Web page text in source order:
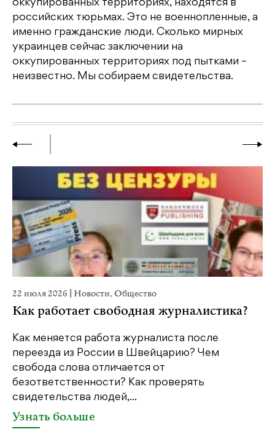
оккупированных территориях, находятся в
российских тюрьмах. Это не военнопленные, а
именно гражданские люди. Сколько мирных
украинцев сейчас заключении на
оккупированных территориях под пытками –
неизвестно. Мы собираем свидетельства.
22 июля 2026 Новости,Общество
Как работает свободная журналистика?
Как меняется работа журналиста после
переезда из России в Швейцарию? Чем
свобода слова отличается от
безответственности? Как проверять
свидетельства людей,...
Узнать больше